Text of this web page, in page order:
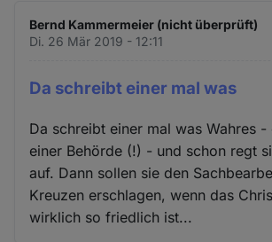
Bernd Kammermeier (nicht überprüft)
Di. 26 Mär 2019 - 12:11
Da schreibt einer mal was
Da schreibt einer mal was Wahres -
einer Behörde (!) - und schon regt
auf. Dann sollen sie den
Kreuzen erschlagen, wenn das
wirklich so friedlich ist...